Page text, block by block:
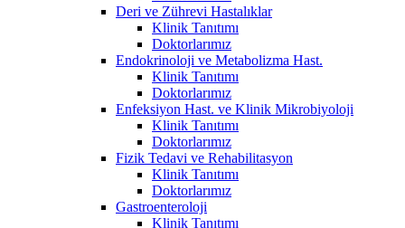
Deri ve Zührevi Hastalıklar
Klinik Tanıtımı
Doktorlarımız
Endokrinoloji ve Metabolizma Hast.
Klinik Tanıtımı
Doktorlarımız
Enfeksiyon Hast. ve Klinik Mikrobiyoloji
Klinik Tanıtımı
Doktorlarımız
Fizik Tedavi ve Rehabilitasyon
Klinik Tanıtımı
Doktorlarımız
Gastroenteroloji
Klinik Tanıtımı